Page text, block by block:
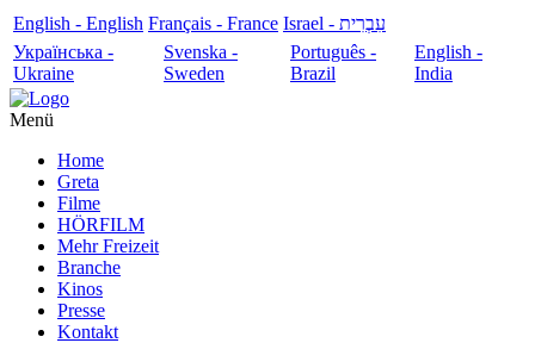
English - English Français - France
עִבְרִית - Israel
Українська -
Ukraine
Svenska -
Sweden
Português -
Brazil
English -
India
Menü
Home
Greta
Filme
HÖRFILM
Mehr Freizeit
Branche
Kinos
Presse
Kontakt